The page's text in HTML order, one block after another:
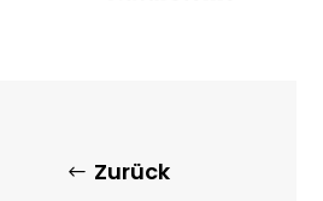
Zurück